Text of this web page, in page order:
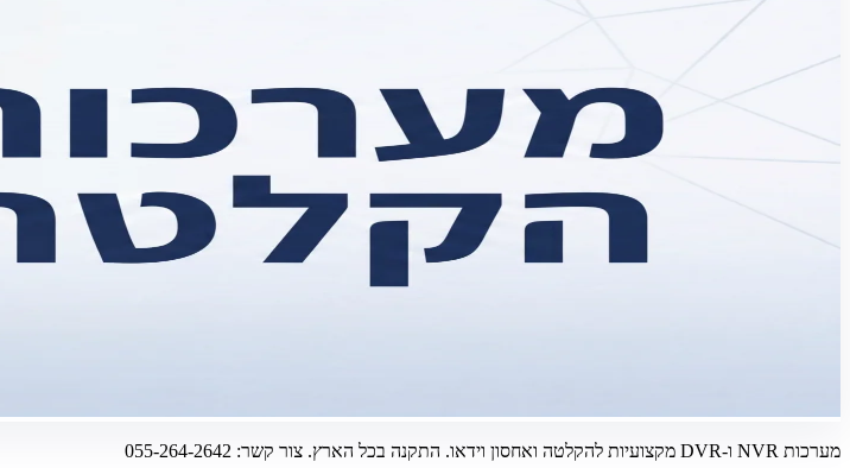
מערכות NVR ו-DVR מקצועיות להקלטה ואחסון וידאו. התקנה בכל הארץ. צור קשר: 055-264-2642